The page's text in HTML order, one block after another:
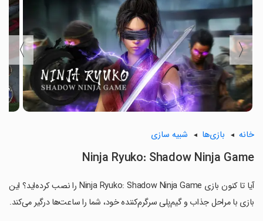
〈
〉
خانه بازی‌ها شبیه سازی
Ninja Ryuko: Shadow Ninja Game
آیا تا کنون بازی Ninja Ryuko: Shadow Ninja Game را نصب کرده‌اید؟ این
بازی با مراحل جذاب و گیم‌پلی سرگرم‌کننده خود، شما را ساعت‌ها درگیر می‌کند.